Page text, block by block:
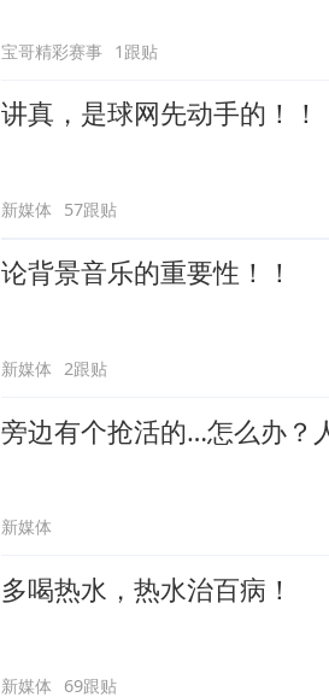
宝哥精彩赛事 1跟贴
讲真，是球网先动手的！！
新媒体 57跟贴
论背景音乐的重要性！！
新媒体 2跟贴
旁边有个抢活的…怎么办？
新媒体
多喝热水，热水治百病！
新媒体 69跟贴